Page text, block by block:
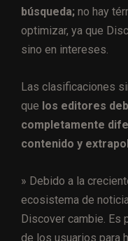
búsqueda; no hay
optimizar, ya que
sino en intereses.
Las clasificaciones
que los editores
completamente
contenido y
» Debido a la
ecosistema de
Discover cambie. Es
de los usuarios para